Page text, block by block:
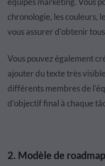
chronologie, les couleurs,
vous assurer d'obtenir
Vous pouvez également
ajouter du texte très
différents membres de
d'objectif final à chaque
2. Modèle de